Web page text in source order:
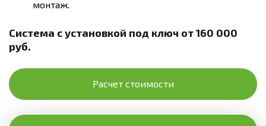
монтаж.
Система с установкой под ключ от 160 000
руб.
Расчет стоимости